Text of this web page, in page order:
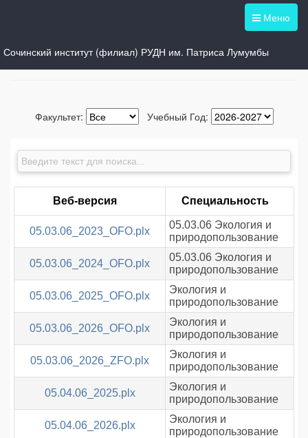
Меню
Сочинский институт (филиал) РУДН им. Патриса Лумумбы
Просмотр рабочих учебных планов
Факультет: Учебный Год:
Веб-версия Специальность
05.03.06_2023_OFO.plx
05.03.06 Экология и
природопользование
05.03.06_2024_OFO.plx
05.03.06 Экология и
природопользование
05.03.06_2025_OFO.plx
Экология и
природопользование
05.03.06_2026_OFO.plx
Экология и
природопользование
05.03.06_2026_ZFO.plx
Экология и
природопользование
05.04.06_2025.plx
Экология и
природопользование
05.04.06_2026.plx
Экология и
природопользование